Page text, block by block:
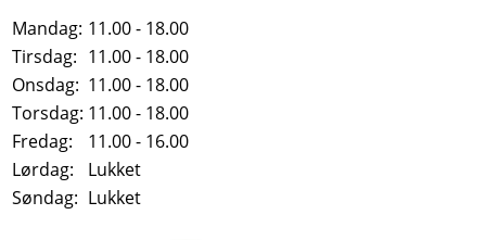
Mandag: 11.00 - 18.00
Tirsdag: 11.00 - 18.00
Onsdag: 11.00 - 18.00
Torsdag: 11.00 - 18.00
Fredag:
11.00 - 16.00
Lørdag:
Lukket
Søndag: Lukket